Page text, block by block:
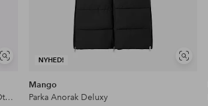
Se
Dunfrakke Jdyblair Long Hood Puffer Otw Sij N
NYHED!
Se
Mango
Parka Anorak Deluxy